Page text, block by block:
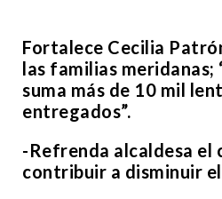
Fortalece Cecilia
las familias meridanas;
suma más de 10 mil
entregados”.
-Refrenda alcaldesa el
contribuir a disminuir